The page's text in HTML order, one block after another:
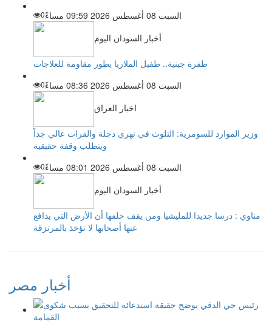
السبت 08 أغسطس 2026 09:59 مساءً 0
أخبار السودان اليوم
طفرة جينية.. طفيل الملاريا يطور مقاومة للعلاجات
السبت 08 أغسطس 2026 08:36 مساءً
0
اخبار العراق
وزير الموارد للسومرية: التلوث في نهري دجلة والفرات عالي جداً
ويتطلب وقفة حقيقية
السبت 08 أغسطس 2026 08:01 مساءً
0
أخبار السودان اليوم
مناوي : درسا جديدا للمليشيا ومن يقف خلفها أن الأرض التي يدافع
عنها أصحابها لا تؤخذ بالمرتزقة
أخبار مصر